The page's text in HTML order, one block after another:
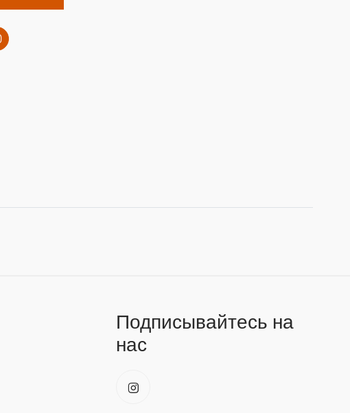
Подписывайтесь на
нас